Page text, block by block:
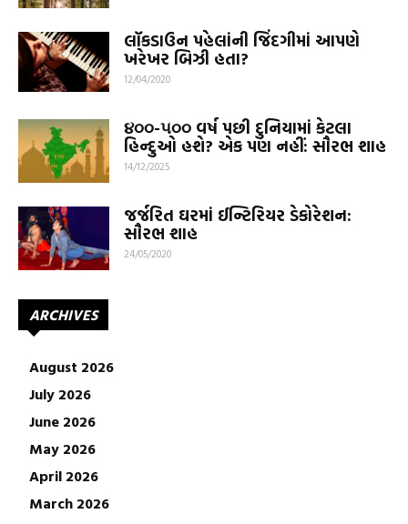
લૉકડાઉન પહેલાંની જિંદગીમાં આપણે
ખરેખર બિઝી હતા?
12/04/2020
૪૦૦-૫૦૦ વર્ષ પછી દુનિયામાં કેટલા
હિન્દુઓ હશે? એક પણ નહીં: સૌરભ શાહ
14/12/2025
જર્જરિત ઘરમાં ઈન્ટિરિયર ડેકોરેશન:
સૌરભ શાહ
24/05/2020
ARCHIVES
August 2026
July 2026
June 2026
May 2026
April 2026
March 2026